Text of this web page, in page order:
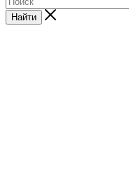
Найти